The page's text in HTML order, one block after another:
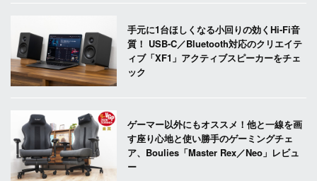
手元に1台ほしくなる小回りの効くHi-Fi音
質！ USB-C／Bluetooth対応のクリエイテ
ィブ「XF1」アクティブスピーカーをチェ
ック
ゲーマー以外にもオススメ！他と一線を画
す座り心地と使い勝手のゲーミングチェ
ア、Boulies「Master Rex／Neo」レビュ
ー